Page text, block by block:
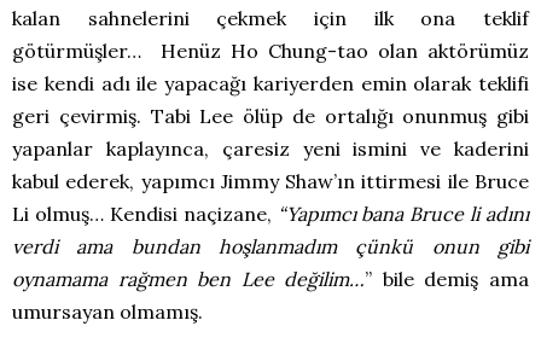
kalan sahnelerini çekmek için ilk ona teklif
götürmüşler… Henüz Ho Chung-tao olan aktörümüz
ise kendi adı ile yapacağı kariyerden emin olarak teklifi
geri çevirmiş. Tabi Lee ölüp de ortalığı onunmuş gibi
yapanlar kaplayınca, çaresiz yeni ismini ve kaderini
kabul ederek, yapımcı Jimmy Shaw’ın ittirmesi ile Bruce
Li olmuş… Kendisi naçizane, “Yapımcı bana Bruce li adını
verdi ama bundan hoşlanmadım çünkü onun gibi
oynamama rağmen ben Lee değilim…” bile demiş ama
umursayan olmamış.